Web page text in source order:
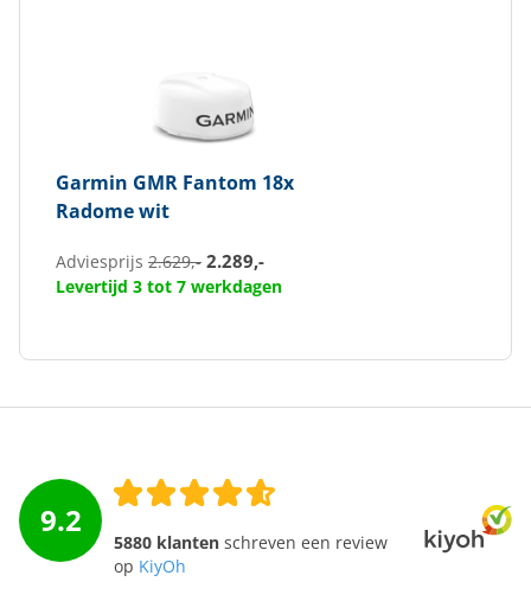
Garmin GMR Fantom 18x
Radome wit
Adviesprijs 2.629,- 2.289,-
Levertijd 3 tot 7 werkdagen
9.2
5880 klanten schreven een review
op KiyOh